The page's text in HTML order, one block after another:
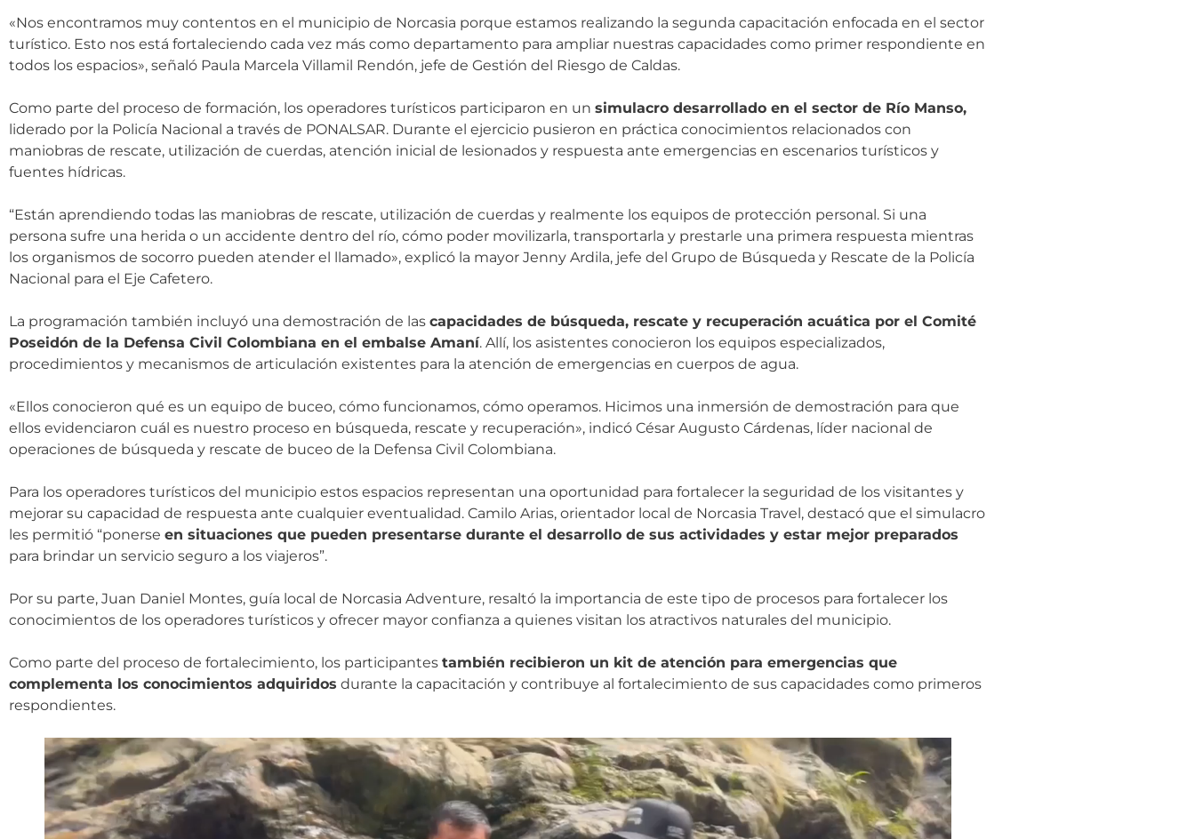
«Nos encontramos muy contentos en el municipio de Norcasia porque estamos realizando la segunda capacitación enfocada en el sector
turístico. Esto nos está fortaleciendo cada vez más como departamento para ampliar nuestras capacidades como primer respondiente en
todos los espacios», señaló Paula Marcela Villamil Rendón, jefe de Gestión del Riesgo de Caldas.
Como parte del proceso de formación, los operadores turísticos participaron en un simulacro desarrollado en el sector de Río Manso,
liderado por la Policía Nacional a través de PONALSAR. Durante el ejercicio pusieron en práctica conocimientos relacionados con
maniobras de rescate, utilización de cuerdas, atención inicial de lesionados y respuesta ante emergencias en escenarios turísticos y
fuentes hídricas.
“Están aprendiendo todas las maniobras de rescate, utilización de cuerdas y realmente los equipos de protección personal. Si una
persona sufre una herida o un accidente dentro del río, cómo poder movilizarla, transportarla y prestarle una primera respuesta mientras
los organismos de socorro pueden atender el llamado», explicó la mayor Jenny Ardila, jefe del Grupo de Búsqueda y Rescate de la Policía
Nacional para el Eje Cafetero.
La programación también incluyó una demostración de las capacidades de búsqueda, rescate y recuperación acuática por el Comité
Poseidón de la Defensa Civil Colombiana en el embalse Amaní. Allí, los asistentes conocieron los equipos especializados,
procedimientos y mecanismos de articulación existentes para la atención de emergencias en cuerpos de agua.
«Ellos conocieron qué es un equipo de buceo, cómo funcionamos, cómo operamos. Hicimos una inmersión de demostración para que
ellos evidenciaron cuál es nuestro proceso en búsqueda, rescate y recuperación», indicó César Augusto Cárdenas, líder nacional de
operaciones de búsqueda y rescate de buceo de la Defensa Civil Colombiana.
Para los operadores turísticos del municipio estos espacios representan una oportunidad para fortalecer la seguridad de los visitantes y
mejorar su capacidad de respuesta ante cualquier eventualidad. Camilo Arias, orientador local de Norcasia Travel, destacó que el simulacro
les permitió “ponerse en situaciones que pueden presentarse durante el desarrollo de sus actividades y estar mejor preparados
para brindar un servicio seguro a los viajeros”.
Por su parte, Juan Daniel Montes, guía local de Norcasia Adventure, resaltó la importancia de este tipo de procesos para fortalecer los
conocimientos de los operadores turísticos y ofrecer mayor confianza a quienes visitan los atractivos naturales del municipio.
Como parte del proceso de fortalecimiento, los participantes también recibieron un kit de atención para emergencias que
complementa los conocimientos adquiridos durante la capacitación y contribuye al fortalecimiento de sus capacidades como primeros
respondientes.